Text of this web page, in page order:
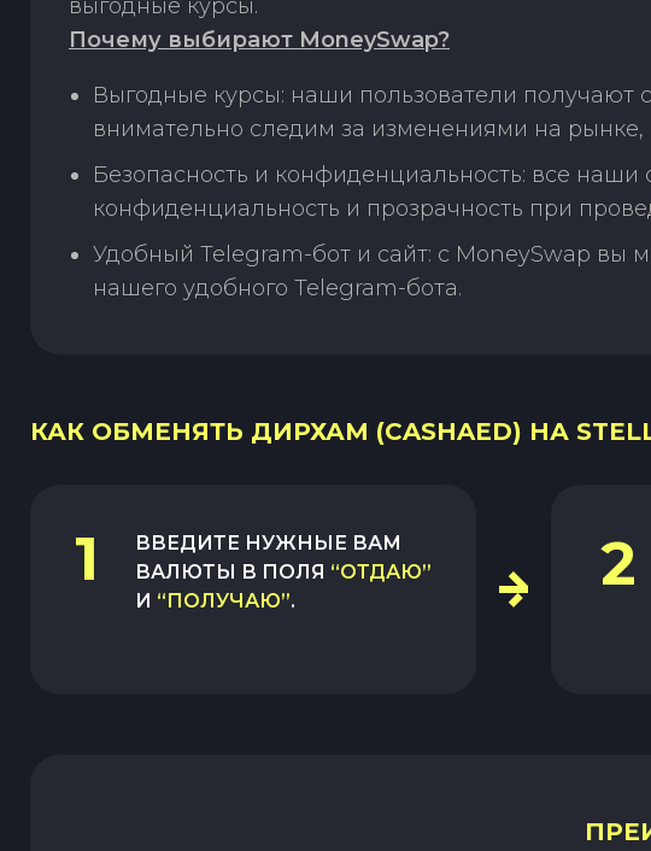
выгодные курсы.
Почему выбирают MoneySwap?
Выгодные курсы: наши пользователи получают
внимательно следим за изменениями на
Безопасность и конфиденциальность: все
конфиденциальность и прозрачность при
Удобный Telegram-бот и сайт: с MoneySwap вы
нашего удобного Telegram-бота.
КАК ОБМЕНЯТЬ ДИРХАМ (CASHAED) НА
1
ВВЕДИТЕ НУЖНЫЕ ВАМ
ВАЛЮТЫ В ПОЛЯ “ОТДАЮ”
И “ПОЛУЧАЮ”.
2